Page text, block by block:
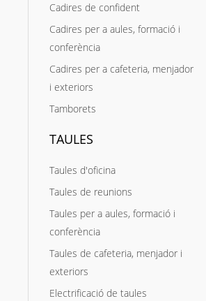
Cadires de confident
Cadires per a aules, formació i
conferència
Cadires per a cafeteria, menjador
i exteriors
Tamborets
TAULES
Taules d'oficina
Taules de reunions
Taules per a aules, formació i
conferència
Taules de cafeteria, menjador i
exteriors
Electrificació de taules